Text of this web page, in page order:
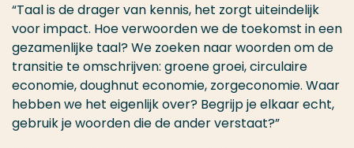
“Taal is de drager van kennis, het zorgt uiteindelijk
voor impact. Hoe verwoorden we de toekomst in een
gezamenlijke taal? We zoeken naar woorden om de
transitie te omschrijven: groene groei, circulaire
economie, doughnut economie, zorgeconomie. Waar
hebben we het eigenlijk over? Begrijp je elkaar echt,
gebruik je woorden die de ander verstaat?”